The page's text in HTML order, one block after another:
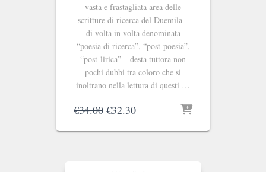
vasta e frastagliata area delle
scritture di ricerca del Duemila –
di volta in volta denominata
“poesia di ricerca”, “post-poesia”,
“post-lirica” – desta tuttora non
pochi dubbi tra coloro che si
inoltrano nella lettura di questi …
€34.00 Il
originale
€32.30Il
attuale